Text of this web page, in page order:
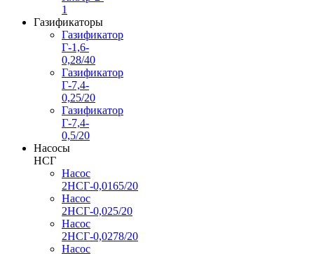
1
Газификаторы
Газификатор
Г-1,6-
0,28/40
Газификатор
Г-7,4-
0,25/20
Газификатор
Г-7,4-
0,5/20
Насосы
НСГ
Насос
2НСГ-0,0165/20
Насос
2НСГ-0,025/20
Насос
2НСГ-0,0278/20
Насос